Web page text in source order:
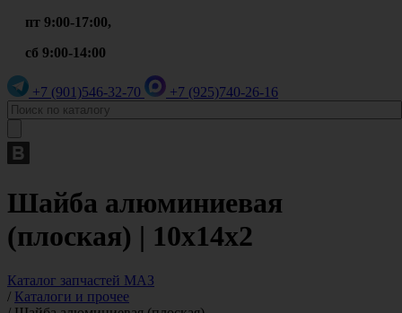
пт 9:00-17:00,
сб 9:00-14:00
+7 (901)546-32-70 +7 (925)740-26-16
Шайба алюминиевая
(плоская) | 10х14х2
Каталог запчастей МАЗ
/ Каталоги и прочее